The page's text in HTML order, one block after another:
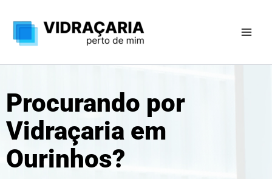
para
Procurando por
Vidraçaria em
Ourinhos?